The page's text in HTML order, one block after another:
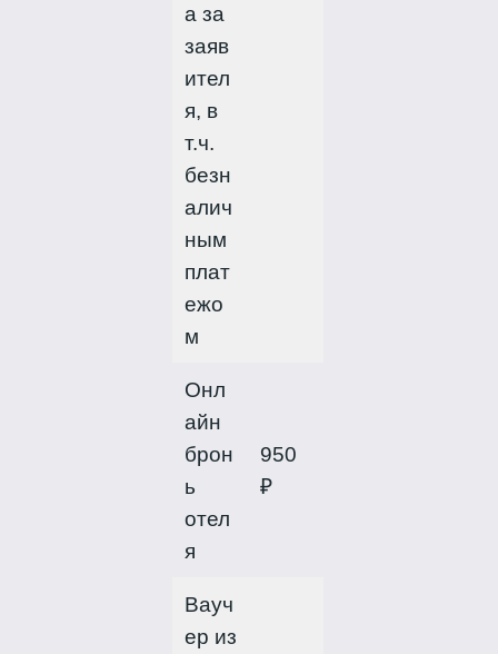
а за
заяв
ител
я, в
т.ч.
безн
алич
ным
плат
ежо
м
Онл
айн
брон
ь
отел
я
950
₽
Вауч
ер из